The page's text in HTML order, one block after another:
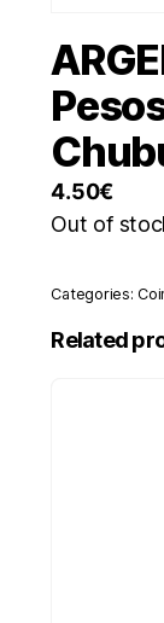
4.50€
Out of
Categories:
Related